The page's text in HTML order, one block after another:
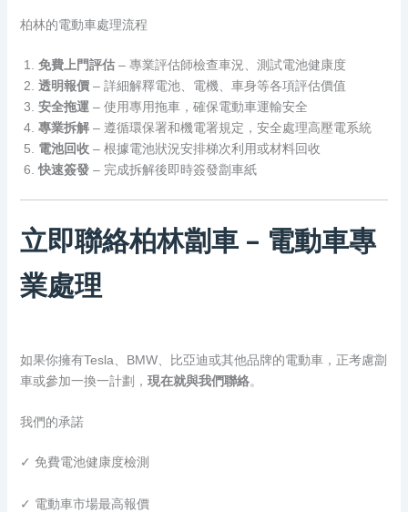
柏林的電動車處理流程
免費上門評估– 專業評估師檢查車況、測試電池健康度
透明報價– 詳細解釋電池、電機、車身等各項評估價值
安全拖運 – 使用專用拖車，確保電動車運輸安全
專業拆解– 遵循環保署和機電署規定，安全處理高壓電系統
電池回收– 根據電池狀況安排梯次利用或材料回收
快速簽發– 完成拆解後即時簽發劏車紙
立即聯絡柏林劏車 – 電動車專
業處理
如果你擁有Tesla、BMW、比亞迪或其他品牌的電動車，正考慮劏
車或參加一換一計劃， 現在就與我們聯絡。
我們的承諾
✓ 免費電池健康度檢測
✓ 電動車市場最高報價